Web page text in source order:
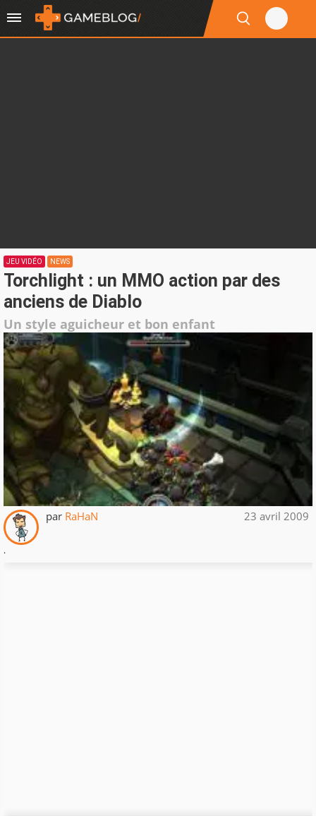
JEU VIDÉO NEWS
Torchlight : un MMO action par des
anciens de Diablo
Un style aguicheur et bon enfant
par RaHaN 23 avril 2009
.